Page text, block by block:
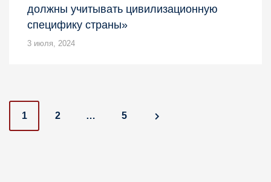
должны учитывать цивилизационную
специфику страны»
3 июля, 2024
P
1 2 … 5